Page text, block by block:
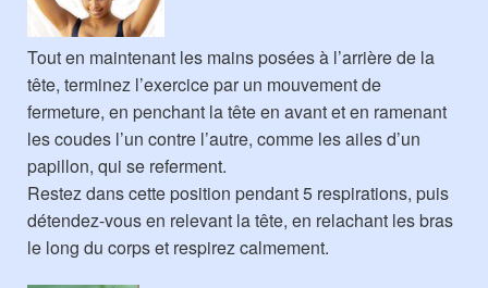
Tout en maintenant les mains posées à l’arrière de la
tête, terminez l’exercice par un mouvement de
fermeture, en penchant la tête en avant et en ramenant
les coudes l’un contre l’autre, comme les ailes d’un
papillon, qui se referment.
Restez dans cette position pendant 5 respirations, puis
détendez-vous en relevant la tête, en relachant les bras
le long du corps et respirez calmement.